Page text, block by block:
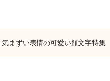
まずい表情の可愛い顔文字特集